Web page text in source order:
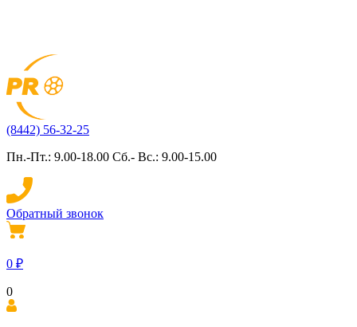
(8442) 56-32-25
Пн.-Пт.: 9.00-18.00 Сб.- Вс.: 9.00-15.00
Обратный звонок
0 ₽
0